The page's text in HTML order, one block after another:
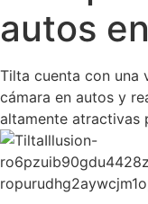
autos
Tilta cuenta con una
cámara en autos y
altamente atractivas